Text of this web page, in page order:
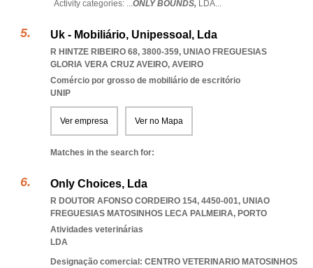
Activity categories: ...ONLY BOUNDS, LDA...
Uk - Mobiliário, Unipessoal, Lda
R HINTZE RIBEIRO 68, 3800-359, UNIAO FREGUESIAS
GLORIA VERA CRUZ AVEIRO, AVEIRO
Comércio por grosso de mobiliário de escritório
UNIP
Ver empresa Ver no Mapa
Matches in the search for:
Only Choices, Lda
R DOUTOR AFONSO CORDEIRO 154, 4450-001, UNIAO
FREGUESIAS MATOSINHOS LECA PALMEIRA, PORTO
Atividades veterinárias
LDA
Designação comercial: CENTRO VETERINARIO MATOSINHOS